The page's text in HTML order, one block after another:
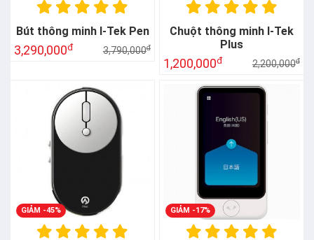
Chuột thông minh I-Tek
1,200,000đ
GIẢM -45%
Chuột phiên dịch I-Tek
GIẢM -17%
Máy phiên dịch Pocketalk